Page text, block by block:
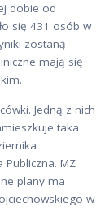
dobie od
się 431 osób w
zostaną
mają się
Jedną z nich
taka
Publiczna. MZ
plany ma
w